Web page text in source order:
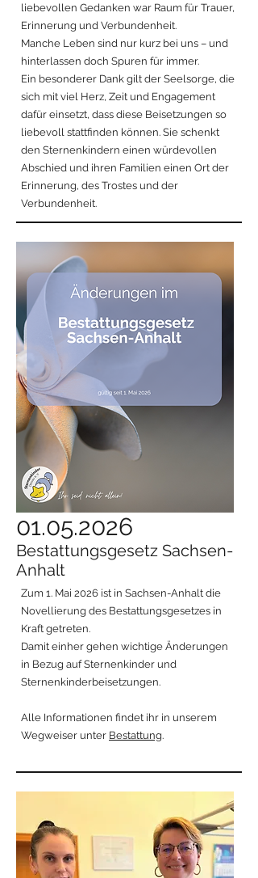
liebevollen Gedanken war Raum für Trauer,
Erinnerung und Verbundenheit.
Manche Leben sind nur kurz bei uns – und
hinterlassen doch Spuren für immer.
Ein besonderer Dank gilt der Seelsorge, die
sich mit viel Herz, Zeit und Engagement
dafür einsetzt, dass diese Beisetzungen so
liebevoll stattfinden können. Sie schenkt
den Sternenkindern einen würdevollen
Abschied und ihren Familien einen Ort der
Erinnerung, des Trostes und der
Verbundenheit.
01.05.2026
Bestattungsgesetz Sachsen-
Anhalt
Zum 1. Mai 2026 ist in Sachsen-Anhalt die
Novellierung des Bestattungsgesetzes in
Kraft getreten.
Damit einher gehen wichtige Änderungen
in Bezug auf Sternenkinder und
Sternenkinderbeisetzungen.
Alle Informationen findet ihr in unserem
Wegweiser unter Bestattung.